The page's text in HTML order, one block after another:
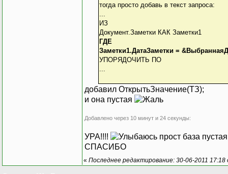
тогда просто добавь в текст запроса:
ИЗ
Документ.Заметки КАК Заметки1
ГДЕ
Заметки1.ДатаЗаметки =
УПОРЯДОЧИТЬ ПО
добавил ОткрытьЗначение(ТЗ);
и она пустая
Добавлено через 10 минут и 24 секунды:
УРА!!!!
прост база
СПАСИБО
« Последнее редактирование: 30-06-2011 17:18